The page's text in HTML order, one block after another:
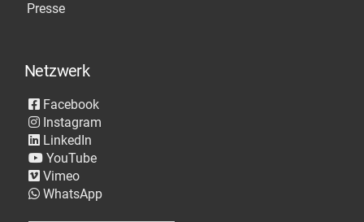
Presse
Netzwerk
Facebook
Instagram
LinkedIn
YouTube
Vimeo
WhatsApp